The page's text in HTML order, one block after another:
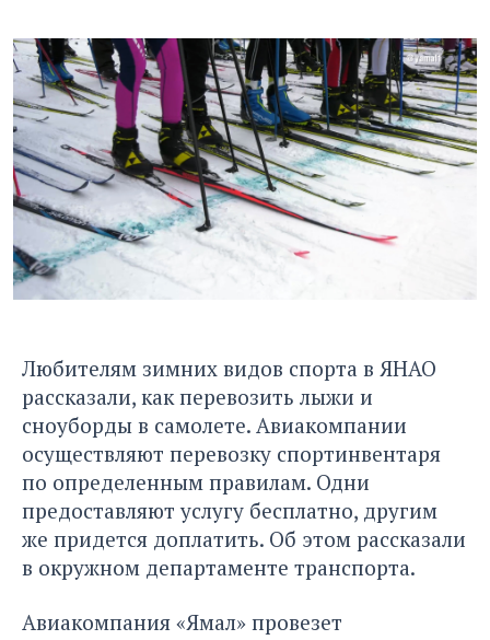
Любителям зимних видов спорта в ЯНАО
рассказали, как перевозить лыжи и
сноуборды в самолете. Авиакомпании
осуществляют перевозку спортинвентаря
по определенным правилам. Одни
предоставляют услугу бесплатно, другим
же придется доплатить. Об этом рассказали
в окружном департаменте транспорта.
Авиакомпания «Ямал» провезет